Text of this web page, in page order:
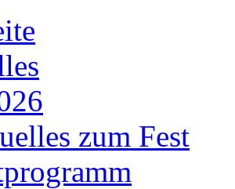
zum Fest